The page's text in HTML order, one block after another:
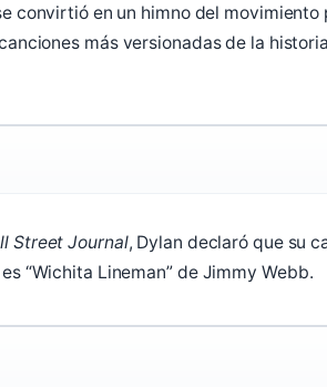
convirtió en un himno del movimiento
más versionadas de la
Street Journal, Dylan declaró que su
“Wichita Lineman” de Jimmy Webb.